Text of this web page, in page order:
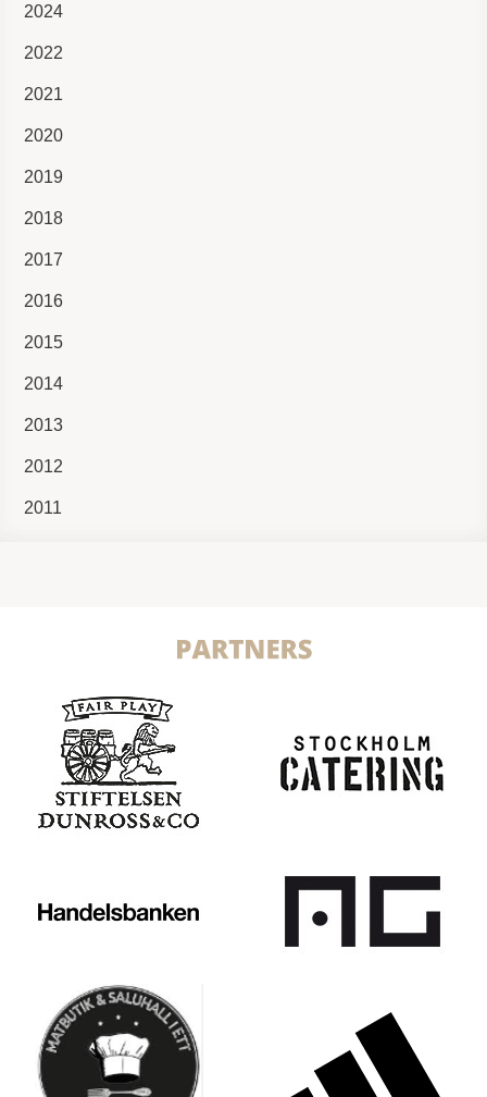
2024
2022
2021
2020
2019
2018
2017
2016
2015
2014
2013
2012
2011